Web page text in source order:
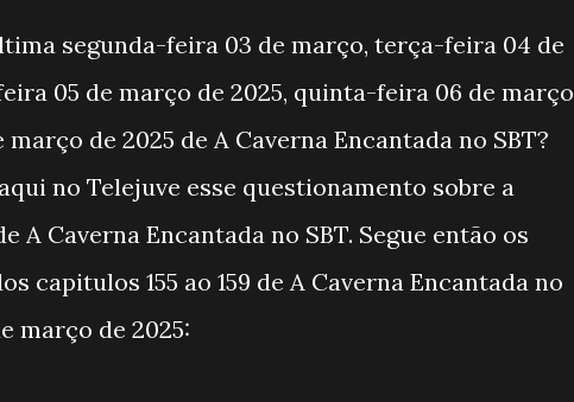
segunda-feira 03 de março, terça-feira 04 de
05 de março de 2025, quinta-feira 06 de março
de 2025 de A Caverna Encantada no SBT?
no Telejuve esse questionamento sobre a
A Caverna Encantada no SBT. Segue então os
capitulos 155 ao 159 de A Caverna Encantada no
março de 2025: